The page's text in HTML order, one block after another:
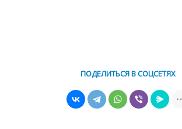
ПОДЕЛИТЬСЯ В СОЦСЕТЯХ